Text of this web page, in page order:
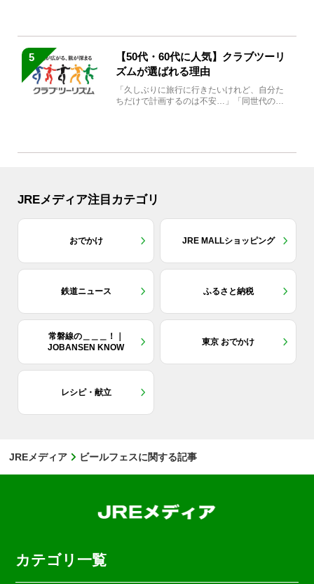
5
【50代・60代に人気】クラブツーリ
ズムが選ばれる理由
「久しぶりに旅行に行きたいけれど、自分た
ちだけで計画するのは不安…」「同世代の方
JREメディア注目カテゴリ
おでかけ JRE MALLショッピング
鉄道ニュース ふるさと納税
常磐線の＿＿＿！｜
JOBANSEN KNOW
東京 おでかけ
レシピ・献立
JREメディア ビールフェスに関する記事
カテゴリ一覧